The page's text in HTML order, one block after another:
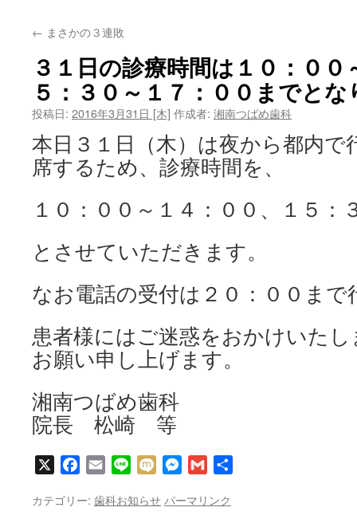
ン← まさかの３連敗
３１日の診療時間は１０：０
５：３０～１７：００までと
投稿日: 2016年3月31日 [木] 作成者: 湘南つばめ歯科
本日３１日（木）は夜から都内で
席するため、診療時間を、
１０：００～１４：００、１５：
とさせていただきます。
なお電話の受付は２０：００ま
患者様にはご迷惑をおかけいた
お願い申し上げます。
湘南つばめ歯科
院長 松崎 等
X Facebook
Email Line Mixi Messenger
Gmail
カテゴリー: 歯科お知らせ パーマリンク